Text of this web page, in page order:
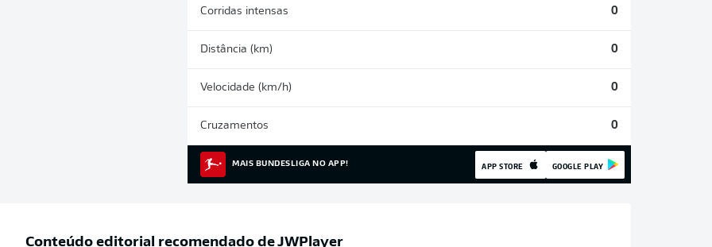
Corridas intensas 0
Distância (km) 0
Velocidade (km/h) 0
Cruzamentos 0
MAIS BUNDESLIGA NO APP! APP STORE GOOGLE PLAY
Conteúdo editorial recomendado deJWPlayer